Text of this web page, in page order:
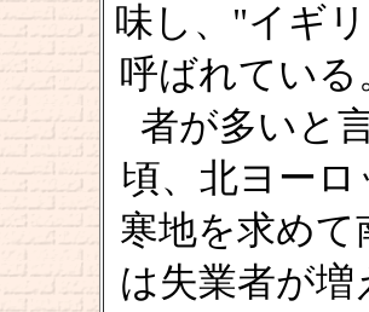
味し、"イギ
呼ばれてい
者が多いと
頃、北ヨー
寒地を求め
は失業者が